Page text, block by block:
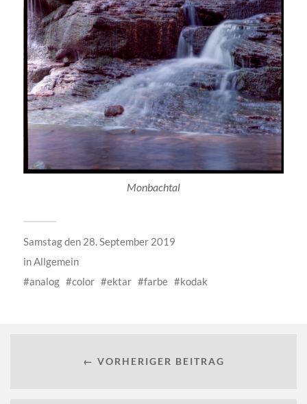
Monbachtal
Samstag den 28. September 2019
inAllgemein
analog
color ektar farbe kodak
← VORHERIGER BEITRAG